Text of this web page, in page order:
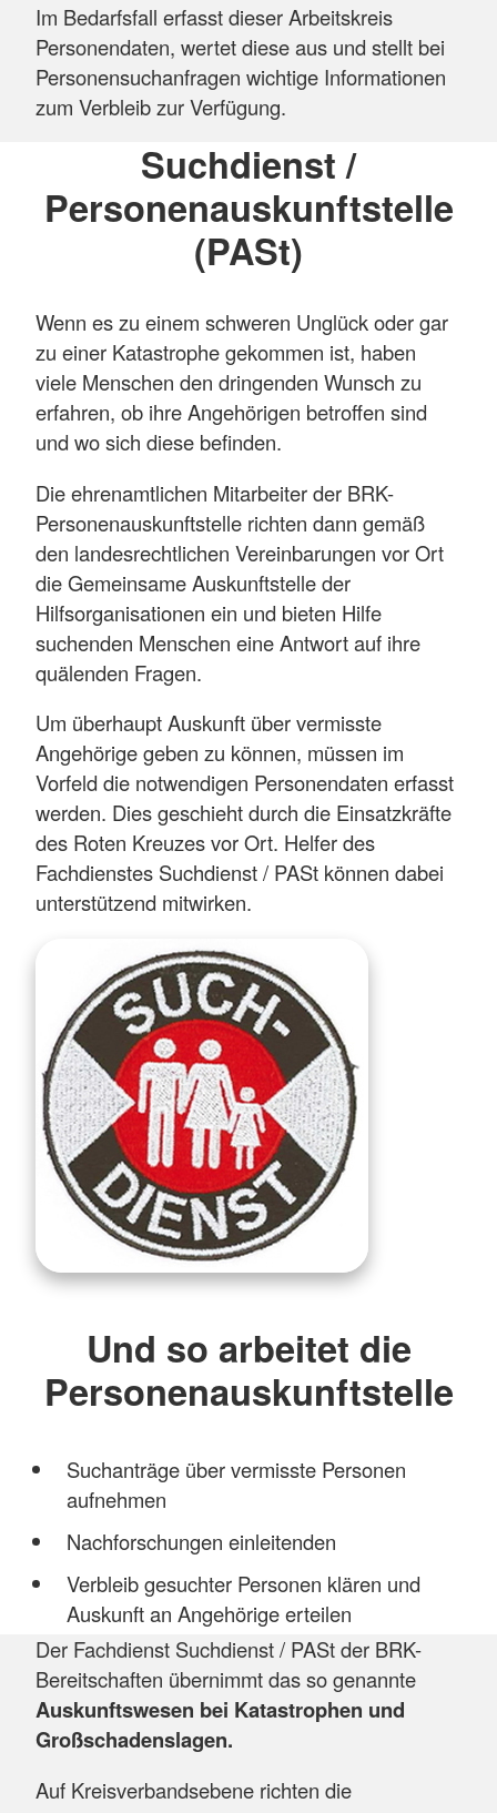
Im Bedarfsfall erfasst dieser Arbeitskreis
Personendaten, wertet diese aus und stellt bei
Personensuchanfragen wichtige Informationen
zum Verbleib zur Verfügung.
Suchdienst /
Personenauskunftstelle
(PASt)
Wenn es zu einem schweren Unglück oder gar
zu einer Katastrophe gekommen ist, haben
viele Menschen den dringenden Wunsch zu
erfahren, ob ihre Angehörigen betroffen sind
und wo sich diese befinden.
Die ehrenamtlichen Mitarbeiter der BRK-
Personenauskunftstelle richten dann gemäß
den landesrechtlichen Vereinbarungen vor Ort
die Gemeinsame Auskunftstelle der
Hilfsorganisationen ein und bieten Hilfe
suchenden Menschen eine Antwort auf ihre
quälenden Fragen.
Um überhaupt Auskunft über vermisste
Angehörige geben zu können, müssen im
Vorfeld die notwendigen Personendaten erfasst
werden. Dies geschieht durch die Einsatzkräfte
des Roten Kreuzes vor Ort. Helfer des
Fachdienstes Suchdienst / PASt können dabei
unterstützend mitwirken.
Und so arbeitet die
Personenauskunftstelle
Suchanträge über vermisste Personen
aufnehmen
Nachforschungen einleitenden
Verbleib gesuchter Personen klären und
Auskunft an Angehörige erteilen
Der Fachdienst Suchdienst / PASt der BRK-
Bereitschaften übernimmt das so genannte
Auskunftswesen bei Katastrophen und
Großschadenslagen.
Auf Kreisverbandsebene richten die